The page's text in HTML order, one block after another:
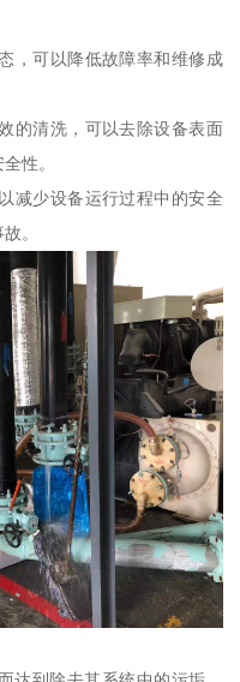
，可以降低故障率和维修成
的清洗，可以去除设备表面
性。
减少设备运行过程中的安全
。